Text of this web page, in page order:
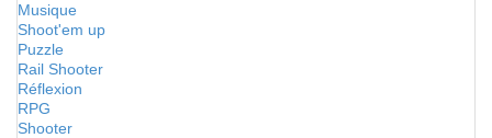
Musique
Shoot'em up
Puzzle
Rail Shooter
Réflexion
RPG
Shooter